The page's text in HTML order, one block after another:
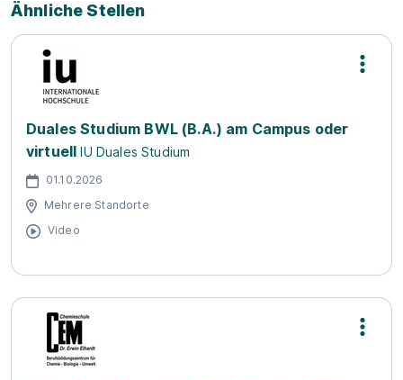
Ähnliche Stellen
Duales Studium BWL (B.A.) am Campus oder
virtuell IU Duales Studium
01.10.2026
Mehrere Standorte
Video